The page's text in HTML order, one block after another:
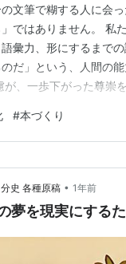
文筆で糊する人に会
ではありません。 私
彙力、形にするまで
だ」という、人間の
、一歩下がった尊崇
いものです。しかし、
解釈のしかたこ…
#本づくり
史 各種原稿 • 1年前
夢を現実にする